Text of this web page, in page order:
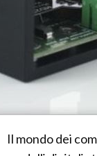
Il mondo dei